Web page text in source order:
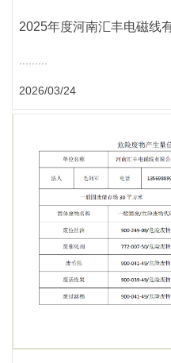
2025年度河南汇丰电磁线
2026/03/24